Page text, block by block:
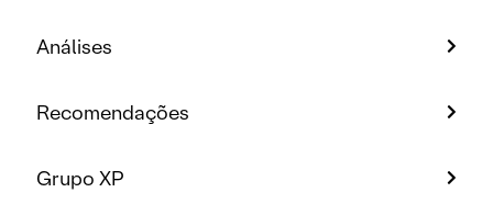
Análises
Recomendações
Grupo XP